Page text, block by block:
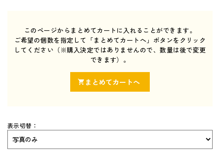
法人向け中高用教材
株式会社 学書
SPIRAL（スパイラル）新ラインナップ発刊
このページからまとめてカートに入れることができます。
ご希望の個数を指定して「まとめてカートへ」ボタンをクリック
してください（※購入決定ではありませんので、数量は後で変更
できます）。
表示切替：